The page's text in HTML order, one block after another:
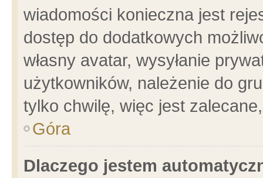
wiadomości konieczna jest
dostęp do dodatkowych
własny avatar, wysyłanie
użytkowników, należenie do
tylko chwilę, więc jest
Góra
Dlaczego jestem